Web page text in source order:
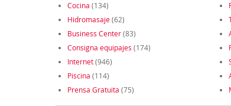
Cocina (134)
Hidromasaje(62)
Business Center(83)
Consigna equipajes (174)
Internet(946)
Piscina (114)
Prensa Gratuita (75)